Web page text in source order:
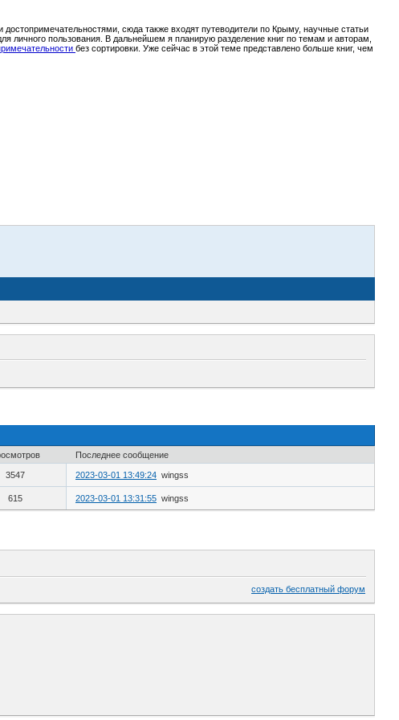
сюда также входят путеводители по Крыму, научные статьи
личного пользования. В дальнейшем я планирую разделение книг по темам и авторам,
без сортировки. Уже сейчас в этой теме представлено больше книг, чем
Последнее сообщение
3547 2023-03-01 13:49:24 wingss
615 2023-03-01 13:31:55 wingss
создать бесплатный форум